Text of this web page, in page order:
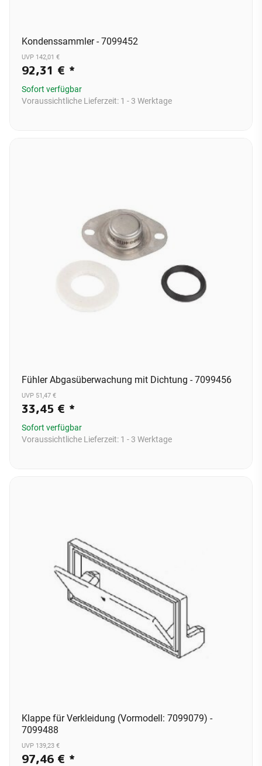
Kondenssammler - 7099452
UVP 142,01 €
92,31 € *
Sofort verfügbar
Voraussichtliche Lieferzeit: 1 - 3 Werktage
Fühler Abgasüberwachung mit Dichtung - 7099456
UVP 51,47 €
33,45 € *
Sofort verfügbar
Voraussichtliche Lieferzeit: 1 - 3 Werktage
Klappe für Verkleidung (Vormodell: 7099079) -
7099488
UVP 139,23 €
97,46 € *